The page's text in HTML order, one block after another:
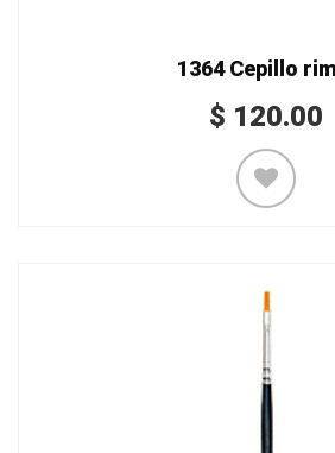
1364 Cepillo
$ 120.00